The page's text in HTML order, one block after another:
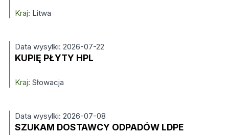
Kraj: Litwa
Data wysylki: 2026-07-22
KUPIĘ PŁYTY HPL
Kraj: Słowacja
Data wysylki: 2026-07-08
SZUKAM DOSTAWCY ODPADÓW LDPE